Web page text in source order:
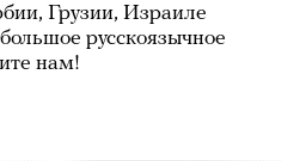
Грузии, Израиле
русскоязычное
нам!